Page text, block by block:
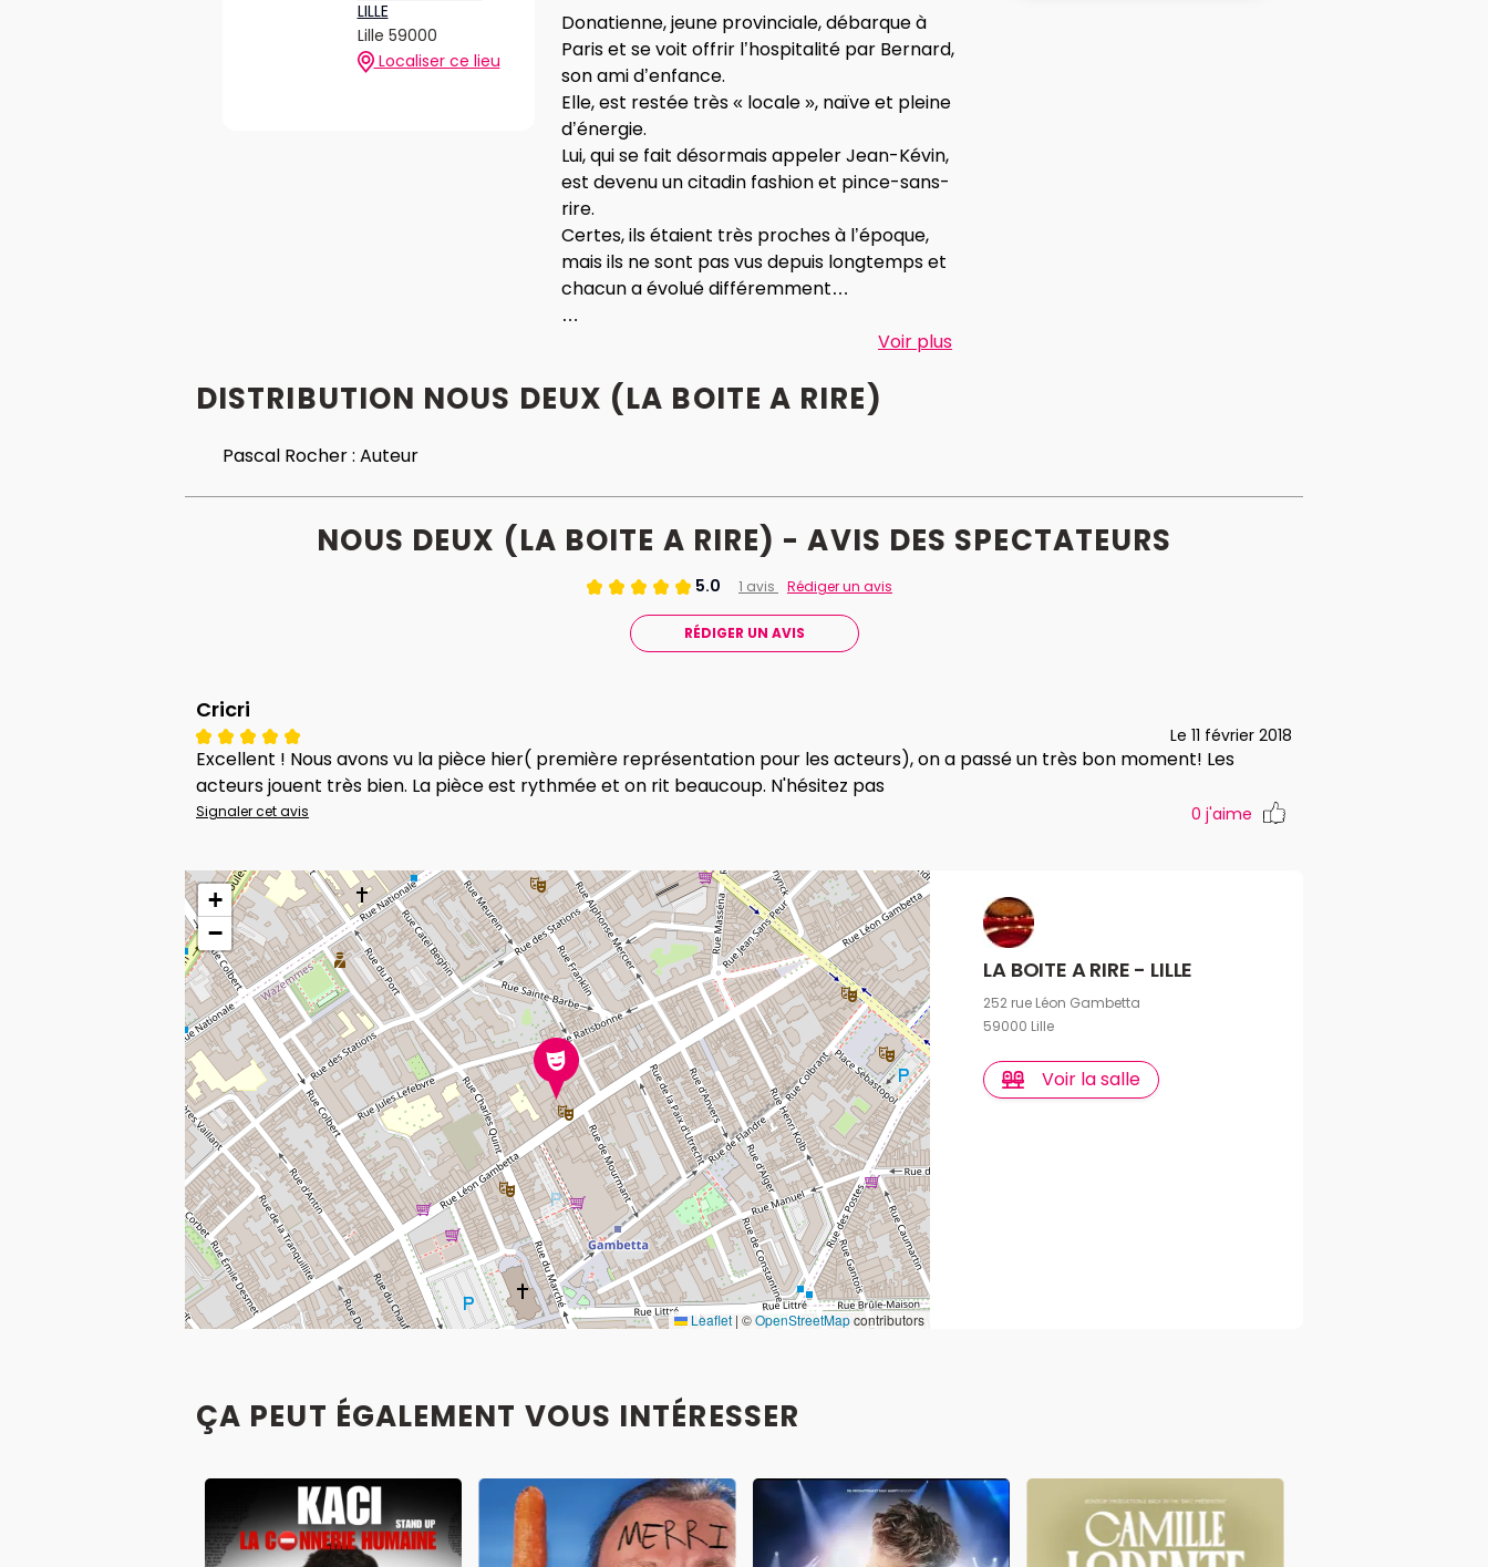
LILLE
Lille 59000
Localiser ce lieu
Donatienne, jeune provinciale, débarque à
Paris et se voit offrir l’hospitalité par Bernard,
son ami d’enfance.
Elle, est restée très « locale », naïve et pleine
d’énergie.
Lui, qui se fait désormais appeler Jean-Kévin,
est devenu un citadin fashion et pince-sans-
rire.
Certes, ils étaient très proches à l’époque,
mais ils ne sont pas vus depuis longtemps et
chacun a évolué différemment…
Nous Deux offre aux spectateurs une
Province et se moque gentiment de ces
différences.
Voir plus
DISTRIBUTION NOUS DEUX (LA BOITE A RIRE)
Pascal Rocher : Auteur
NOUS DEUX (LA BOITE A RIRE) - AVIS DES SPECTATEURS
5.0 1 avis Rédiger un avis
RÉDIGER UN AVIS
Cricri
Le 11 février 2018
Excellent ! Nous avons vu la pièce hier( première représentation pour les acteurs), on a passé un très bon moment! Les
acteurs jouent très bien. La pièce est rythmée et on rit beaucoup. N'hésitez pas
Signaler cet avis 0 j'aime
+
−
Leaflet | ©OpenStreetMapcontributors
LA BOITE A RIRE - LILLE
252 rue Léon Gambetta
59000 Lille
Voir la salle
ÇA PEUT ÉGALEMENT VOUS INTÉRESSER